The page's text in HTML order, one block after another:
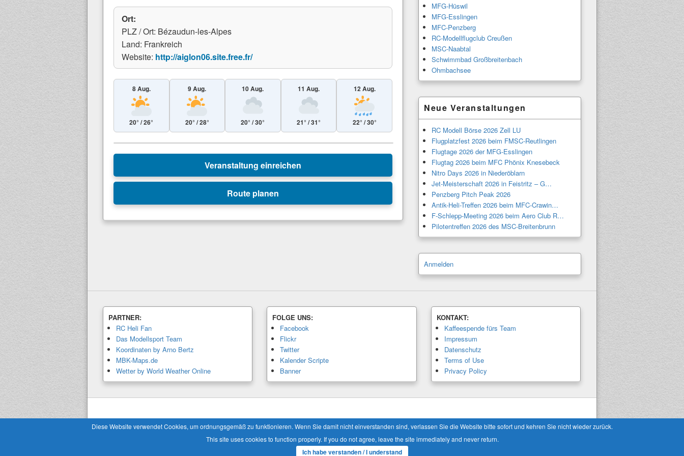
Ort:
PLZ / Ort: Bézaudun-les-Alpes
Land: Frankreich
Website: http://aiglon06.site.free.fr/
8 Aug.
20° / 26°
9 Aug.
20° / 28°
10 Aug.
20° / 30°
11 Aug.
21° / 31°
12 Aug.
22° / 30°
+
Veranstaltung einreichen
Route planen
MFG-Hüswil
MFG-Esslingen
MFC-Penzberg
RC-Modellflugclub Creußen
MSC-Naabtal
Schwimmbad Großbreitenbach
Ohmbachsee
Neue Veranstaltungen
RC Modell Börse 2026 Zell LU
Flugplatzfest 2026 beim FMSC-Reutlingen
Flugtage 2026 der MFG-Esslingen
Flugtag 2026 beim MFC Phönix Knesebeck
Nitro Days 2026 in Niederöblarn
Jet-Meisterschaft 2026 in Feistritz – G…
Penzberg Pitch Peak 2026
Antik-Heli-Treffen 2026 beim MFC-Crawin…
F-Schlepp-Meeting 2026 beim Aero Club R…
Pilotentreffen 2026 des MSC-Breitenbrunn
Anmelden
PARTNER:
RC Heli Fan
Das Modellsport Team
Koordinaten by Arno Bertz
MBK-Maps.de
Wetter by World Weather Online
FOLGE UNS:
Facebook
Flickr
Twitter
Kalender Scripte
Banner
KONTAKT:
Kaffeespende fürs Team
Impressum
Datenschutz
Terms of Use
Privacy Policy
Copyright © 2026 Modellbaukalender.info . Alle Rechte vorbehalten. Theme: Catch Box by Catch Themes
Diese Website verwendet Cookies, um ordnungsgemäß zu funktionieren. Wenn Sie damit nicht einverstanden sind, verlassen Sie die Website bitte sofort und kehren Sie nicht wieder zurück.
This site uses cookies to function properly. If you do not agree, leave the site immediately and never return.
Ich habe verstanden / I understand